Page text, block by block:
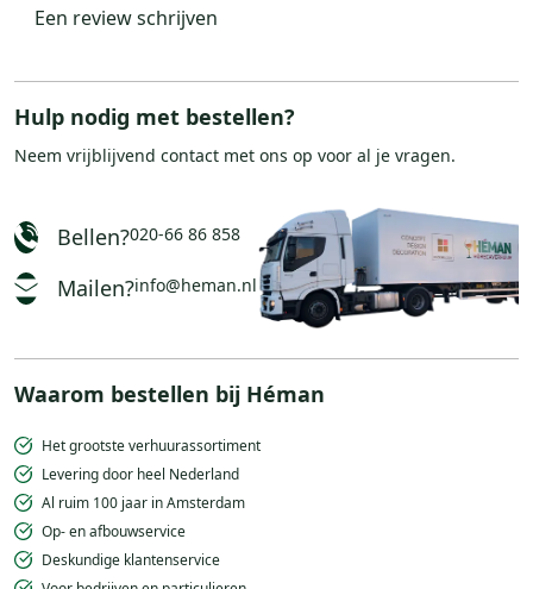
Een review schrijven
Hulp nodig met bestellen?
Neem vrijblijvend contact met ons op voor al je vragen.
Bellen?020-66 86 858
Mailen?info@heman.nl
Waarom bestellen bij Héman
Het grootste verhuurassortiment
Levering door heel Nederland
Al ruim 100 jaar in Amsterdam
Op- en afbouwservice
Deskundige klantenservice